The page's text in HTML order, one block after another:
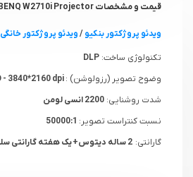
قیمت و مشخصات BENQ W2710i Projector
ویدئو پروژکتور بنکیو/ویدئو پروژکتور خانگی
تکنولوژی ساخت: DLP
وضوح تصویر (رزولوشن) :
شدت روشنایی: 2200 انسی لومن
نسبت کنتراست تصویر:
گارانتی: